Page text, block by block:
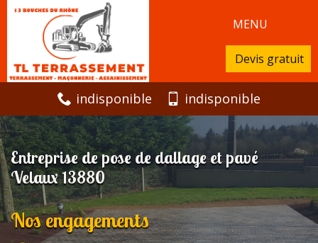
MENU
Devis gratuit
indisponible indisponible
Entreprise de pose de dallage et pavé
Velaux 13880
Nos engagements